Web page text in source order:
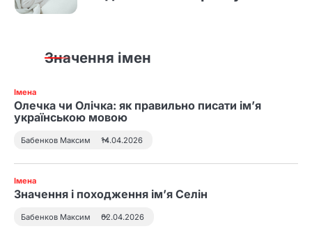
1
і що насправді означає такий
сон
2
Що означає збирати яйця уві
сні та як тлумачити символ
До чого сниться син
маленьким і як тлумачити
сновидіння
Значення імен
Імена
Олечка чи Олічка: як правильно писати ім’я
українською мовою
Бабенков Максим 14.04.2026
Імена
Значення і походження ім’я Селін
Бабенков Максим 02.04.2026